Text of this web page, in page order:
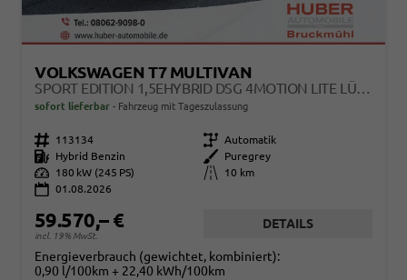
VOLKSWAGEN T7 MULTIVAN
SPORT EDITION 1,5EHYBRID DSG 4MOTION LITE LÜ 7 SITZER
sofort lieferbar Fahrzeug mit Tageszulassung
Fahrzeugnr. 113134 Getriebe Automatik
Kraftstoff
Hybrid Benzin Außenfarbe
Puregrey
Leistung
180 kW (245 PS) Kilometerstand
10 km
01.08.2026
59.570,– €
incl. 19% MwSt.
DETAILS
Energieverbrauch (gewichtet, kombiniert):
0,90 l/100km + 22,40 kWh/100km